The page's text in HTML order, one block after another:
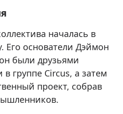
началась в
Его основатели Дэймон
были друзьями
группе Circus, а затем
проект, собрав